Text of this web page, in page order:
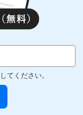
てください。